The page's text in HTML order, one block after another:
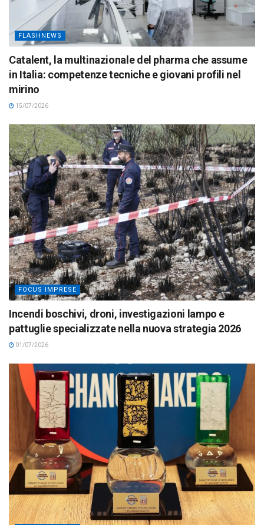
FLASHNEWS
Catalent, la multinazionale del pharma che assume
in Italia: competenze tecniche e giovani profili nel
mirino
15/07/2026
FOCUS IMPRESE
Incendi boschivi, droni, investigazioni lampo e
pattuglie specializzate nella nuova strategia 2026
01/07/2026